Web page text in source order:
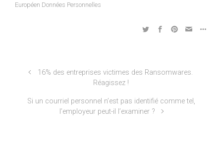
Européen Données Personnelles
16% des entreprises victimes des Ransomwares.
Réagissez !
Si un courriel personnel n’est pas identifié comme tel,
l’employeur peut-il l’examiner ?